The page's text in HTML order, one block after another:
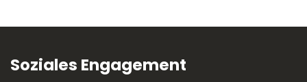
Soziales Engagement